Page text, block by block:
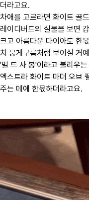
더라고요.
차애를 고르라면 화이트 골
레이디버드의 실물을 보면
크고 아름다운 다이아도 한
치 뭉게구름처럼 보이실 거
'빌 드 사 봉'이라고 불리우
엑스트라 화이트 마더 오브
주는 데에 한몫하더라고요.